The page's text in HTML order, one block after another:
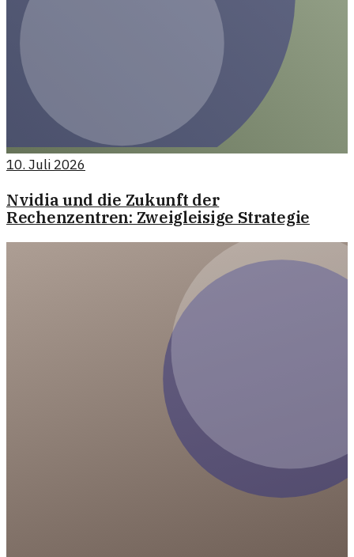
10. Juli 2026
Nvidia und die Zukunft der
Rechenzentren: Zweigleisige Strategie